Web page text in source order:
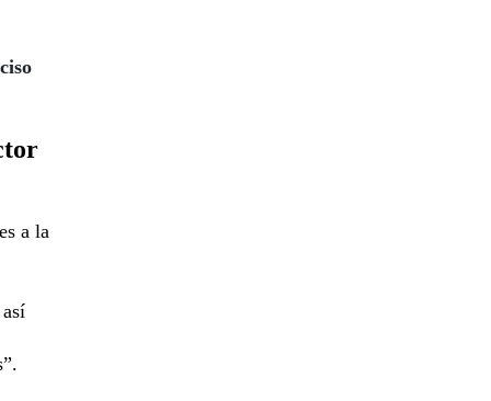
a la